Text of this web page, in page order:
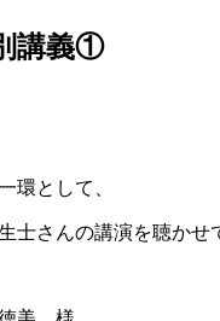
講義①
環として、
士さんの講演を聴かせ